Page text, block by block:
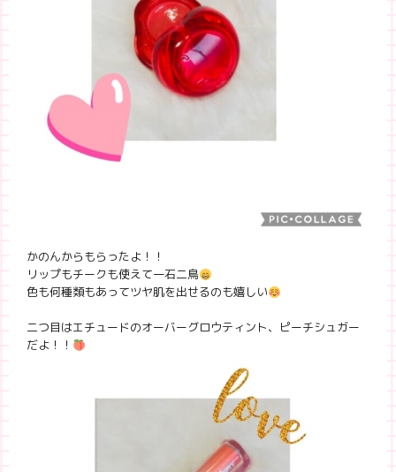
かのんからもらったよ！！
リップもチークも使えて一石二鳥
色も何種類もあってツヤ肌を出せるのも嬉しい
二つ目はエチュードのオーバーグロウティント、ピーチシュガー
だよ！！